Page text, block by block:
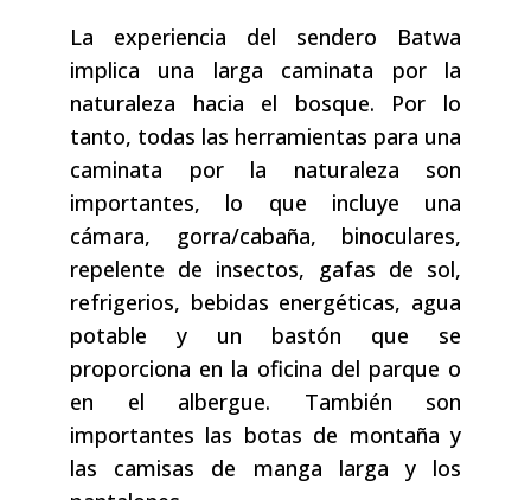
La experiencia del sendero Batwa
implica una larga caminata por la
naturaleza hacia el bosque. Por lo
tanto, todas las herramientas para una
caminata por la naturaleza son
importantes, lo que incluye una
cámara, gorra/cabaña, binoculares,
repelente de insectos, gafas de sol,
refrigerios, bebidas energéticas, agua
potable y un bastón que se
proporciona en la oficina del parque o
en el albergue. También son
importantes las botas de montaña y
las camisas de manga larga y los